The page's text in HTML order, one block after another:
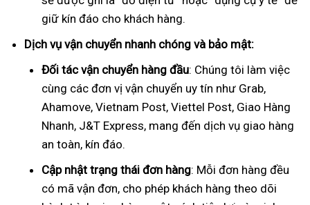
giữ kín đáo cho khách hàng.
Dịch vụ vận chuyển nhanh chóng và bảo mật:
Đối tác vận chuyển hàng đầu: Chúng tôi làm việc
cùng các đơn vị vận chuyển uy tín như Grab,
Ahamove, Vietnam Post, Viettel Post, Giao Hàng
Nhanh, J&T Express, mang đến dịch vụ giao hàng
an toàn, kín đáo.
Cập nhật trạng thái đơn hàng: Mỗi đơn hàng đều
có mã vận đơn, cho phép khách hàng theo dõi